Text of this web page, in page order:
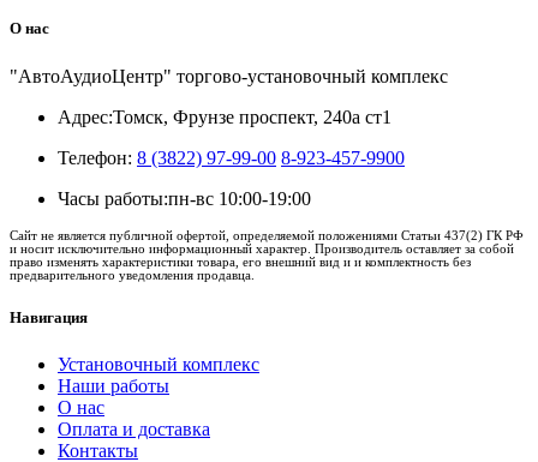
О нас
"АвтоАудиоЦентр" торгово-установочный комплекс
Адрес:Томск, Фрунзе проспект, 240а ст1
Телефон: 8 (3822) 97-99-00 8-923-457-9900
Часы работы:пн-вс 10:00-19:00
Сайт не является публичной офертой, определяемой положениями Статьи 437(2) ГК РФ
и носит исключительно информационный характер. Производитель оставляет за собой
право изменять характеристики товара, его внешний вид и и комплектность без
предварительного уведомления продавца.
Навигация
Установочный комплекс
Наши работы
О нас
Оплата и доставка
Контакты